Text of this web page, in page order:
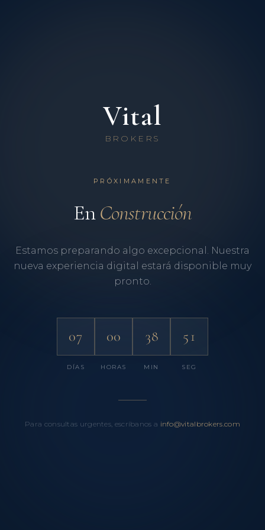
Vital
BROKERS
PRÓXIMAMENTE
EnConstrucción
Estamos preparando algo excepcional. Nuestra
nueva experiencia digital estará disponible muy
pronto.
07
DÍAS
00
HORAS
38
MIN
51
SEG
Para consultas urgentes, escríbanos a info@vitalbrokers.com